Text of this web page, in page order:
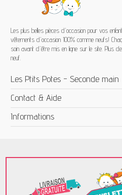
Les plus belles pièces d'occasion pour vos
vêtements d'occasion 100% comme neufs!
soin avant d'être mis en ligne sur le site. Plus
neuf.
Les Ptits Potes - Seconde main
Contact & Aide
Informations